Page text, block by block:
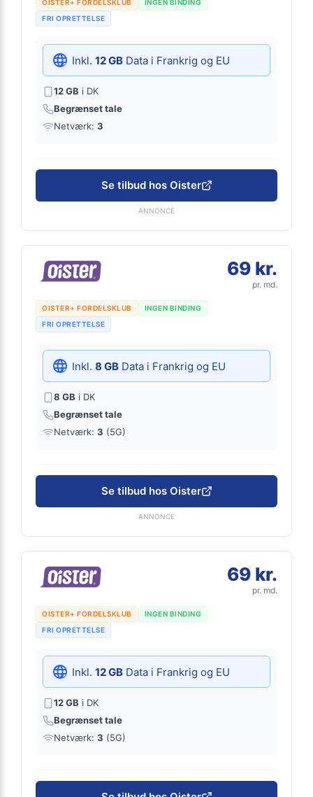
OISTER+ FORDELSKLUB
INGEN BINDING
FRI OPRETTELSE
Inkl. 12 GB Data i Frankrig og EU
12 GB i DK
Begrænset tale
Netværk: 3
Se tilbud hos Oister
ANNONCE
69 kr.
pr. md.
OISTER+ FORDELSKLUB
INGEN BINDING
FRI OPRETTELSE
Inkl. 8 GB Data i Frankrig og EU
8 GB i DK
Begrænset tale
Netværk: 3 (5G)
Se tilbud hos Oister
ANNONCE
69 kr.
pr. md.
OISTER+ FORDELSKLUB
INGEN BINDING
FRI OPRETTELSE
Inkl. 12 GB Data i Frankrig og EU
12 GB i DK
Begrænset tale
Netværk: 3 (5G)